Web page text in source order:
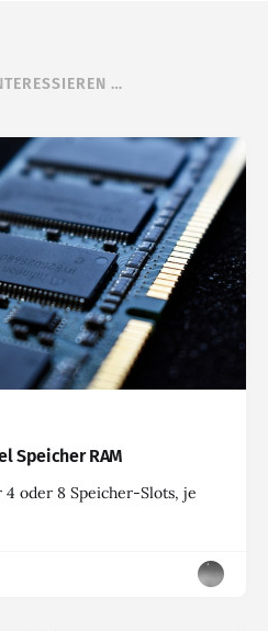
…
Speicher RAM
oder 8 Speicher-Slots, je